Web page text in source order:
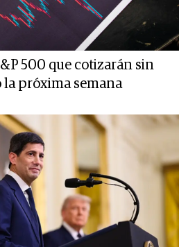
500 que cotizarán sin
próxima semana